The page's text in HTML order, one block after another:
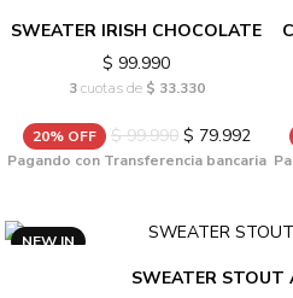
SWEATER IRISH CHOCOLATE
$ 99.990
3cuotas de $ 33.330
20% OFF $ 99.990$ 79.992
Pagando con Transferencia bancaria
NEW IN
SWEATER STOUT